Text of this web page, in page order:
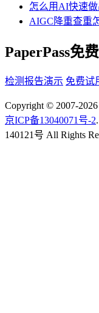
怎么用AI快速做
AIGC降重查重
PaperPass免
检测报告演示 免费试
Copyright © 2007-
京ICP备13040071号-2
140121号 All Rights